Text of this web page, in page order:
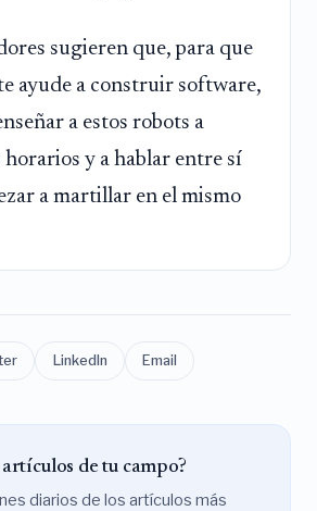
sugieren que, para que
ayude a construir software,
a estos robots a
y a hablar entre sí
a martillar en el mismo
LinkedIn Email
de tu campo?
diarios de los artículos más